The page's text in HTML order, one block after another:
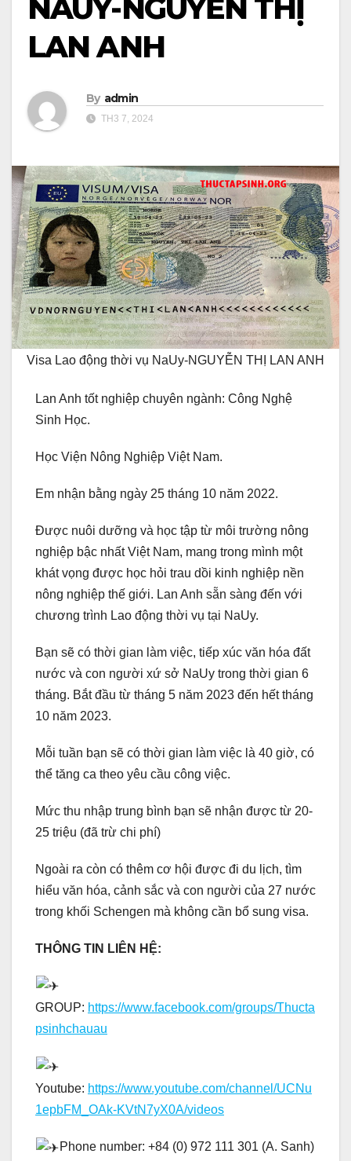
NAUY-NGUYỄN THỊ
LAN ANH
By admin
TH3 7, 2024
Visa Lao động thời vụ NaUy-NGUYỄN THỊ LAN ANH
Lan Anh tốt nghiệp chuyên ngành: Công Nghệ
Sinh Học.
Học Viện Nông Nghiệp Việt Nam.
Em nhận bằng ngày 25 tháng 10 năm 2022.
Được nuôi dưỡng và học tập từ môi trường nông
nghiệp bậc nhất Việt Nam, mang trong mình một
khát vọng được học hỏi trau dồi kinh nghiệp nền
nông nghiệp thế giới. Lan Anh sẵn sàng đến với
chương trình Lao động thời vụ tại NaUy.
Bạn sẽ có thời gian làm việc, tiếp xúc văn hóa đất
nước và con người xứ sở NaUy trong thời gian 6
tháng. Bắt đầu từ tháng 5 năm 2023 đến hết tháng
10 năm 2023.
Mỗi tuần bạn sẽ có thời gian làm việc là 40 giờ, có
thể tăng ca theo yêu cầu công việc.
Mức thu nhập trung bình bạn sẽ nhận được từ 20-
25 triệu (đã trừ chi phí)
Ngoài ra còn có thêm cơ hội được đi du lịch, tìm
hiểu văn hóa, cảnh sắc và con người của 27 nước
trong khối Schengen mà không cần bổ sung visa.
THÔNG TIN LIÊN HỆ:
GROUP: https://www.facebook.com/groups/Thucta
psinhchauau
Youtube: https://www.youtube.com/channel/UCNu
1epbFM_OAk-KVtN7yX0A/videos
Phone number: +84 (0) 972 111 301 (A. Sanh)